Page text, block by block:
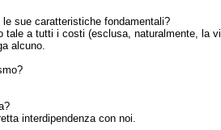
sue caratteristiche fondamentali?
tale a tutti i costi (esclusa, naturalmente, la
alcuno.
interdipendenza con noi.